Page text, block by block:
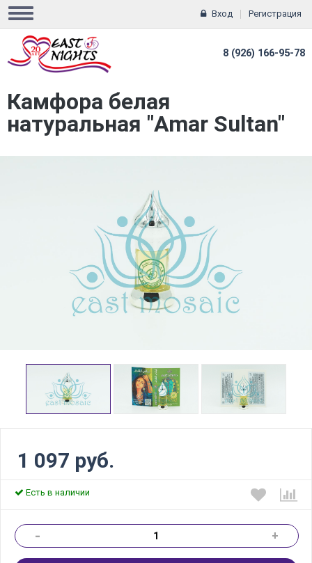
Вход Регистрация
8 (926) 166-95-78
Камфора белая
натуральная "Amar Sultan"
1 097 руб.
Есть в наличии
- +